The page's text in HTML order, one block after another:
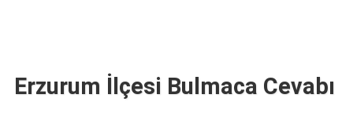
Erzurum İlçesi Bulmaca Cevabı